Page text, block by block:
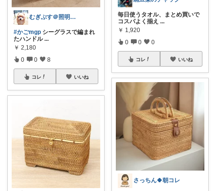
むぎぷす＠照明とインテリアと北欧食器
#かごmgp シーグラスで編まれ
たハンドル ...
￥ 2,180
0 0 8
コレ いいね
毎日使うタオル、まとめ買いで
コスパよく揃え ...
￥ 1,920
0 0 0
コレ いいね
さっちん🍀朝コレ